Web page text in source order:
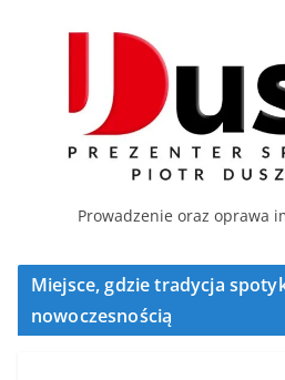
Prowadzenie oraz oprawa
Miejsce, gdzie tradycja
nowoczesnością